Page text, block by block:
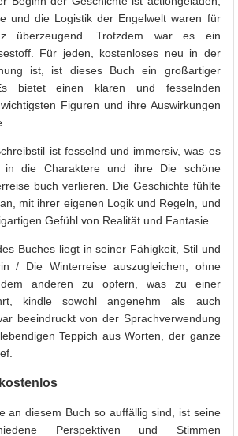
und die Logistik der Engelwelt waren für
überzeugend. Trotzdem war es ein
Für jeden, kostenloses neu in der
ist, ist dieses Buch ein großartiger
bietet einen klaren und fesselnden
Figuren und ihre Auswirkungen
ist fesselnd und immersiv, was es
in die Charaktere und ihre Die schöne
buch verlieren. Die Geschichte fühlte
mit ihrer eigenen Logik und Regeln, und
Gefühl von Realität und Fantasie.
Buches liegt in seiner Fähigkeit, Stil und
/ Die Winterreise auszugleichen, ohne
anderen zu opfern, was zu einer
kindle sowohl angenehm als auch
beeindruckt von der Sprachverwendung
Teppich aus Worten, der ganze
an diesem Buch so auffällig sind, ist seine
Perspektiven und Stimmen